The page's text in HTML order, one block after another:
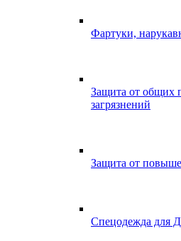
Фартуки,
Защита от общих
загрязнений
Защита от
Спецодежда для